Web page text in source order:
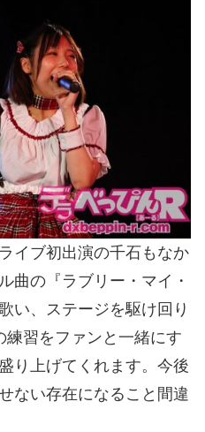
イブ初出演の千石もなか
曲の『ラブリー・マイ・
い、ステージを駆け回り
練習をファンと一緒にす
り上げてくれます。今後
ない存在になること間違